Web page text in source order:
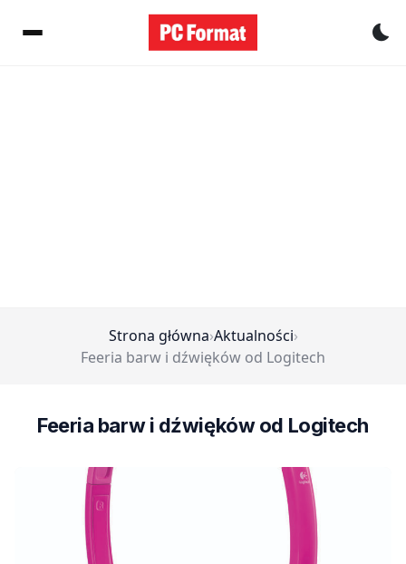
Strona główna›Aktualności›
Feeria barw i dźwięków od Logitech
Feeria barw i dźwięków od Logitech